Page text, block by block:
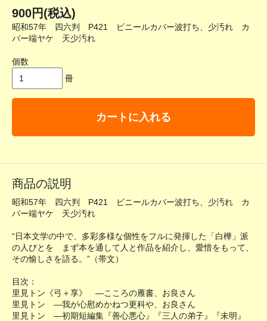
900円(税込)
昭和57年 四六判 P421 ビニールカバー波打ち、少汚れ カ
バー端ヤケ 天少汚れ
個数
冊
カートに入れる
商品の説明
昭和57年 四六判 P421 ビニールカバー波打ち、少汚れ カ
バー端ヤケ 天少汚れ
“日本文学の中で、多彩多様な個性をフルに発揮した「白樺」派
の人びとを まず本を通して人と作品を紹介し、愛惜をもって、
その愉しさを語る。”（帯文）
目次：
里見トン《弓＋享》 ―こころの雁書、お良さん
里見トン ―我が心慰めかねつ更科や、お良さん
里見トン ―初期短編集『善心悪心』『三人の弟子』『未明』